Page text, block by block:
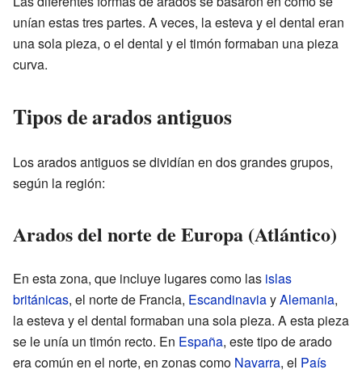
unían estas tres partes. A veces, la esteva y el dental eran
una sola pieza, o el dental y el timón formaban una pieza
curva.
Tipos de arados antiguos
Los arados antiguos se dividían en dos grandes grupos,
según la región:
Arados del norte de Europa (Atlántico)
En esta zona, que incluye lugares como las islas
británicas, el norte de Francia, EscandinaviayAlemania,
la esteva y el dental formaban una sola pieza. A esta pieza
se le unía un timón recto. En España, este tipo de arado
era común en el norte, en zonas como Navarra, el País